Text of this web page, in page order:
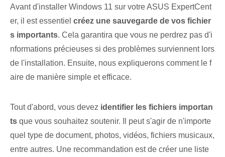
Avant d'installer Windows‌ 11⁣ sur⁣ votre ⁣ASUS⁢ ExpertCent
er, il est essentiel créez une ⁣sauvegarde⁤ de vos‌ fichier
s importants. Cela garantira⁢ que vous ne perdrez pas d'i
nformations précieuses si des problèmes surviennent lors
de l'installation. Ensuite, nous expliquerons comment le f
aire de manière simple et efficace.
Tout d'abord, vous devez identifier les fichiers importan
ts que vous souhaitez soutenir. Il peut s'agir de n'importe
quel type de document, photos, vidéos, fichiers musicaux,
entre autres. ​Une recommandation est de créer une liste